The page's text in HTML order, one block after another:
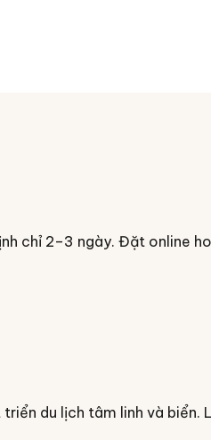
chỉ 2–3 ngày. Đặt online
du lịch tâm linh và